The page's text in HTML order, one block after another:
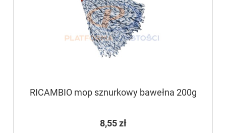
RICAMBIO mop sznurkowy bawełna 200g
8,55 zł